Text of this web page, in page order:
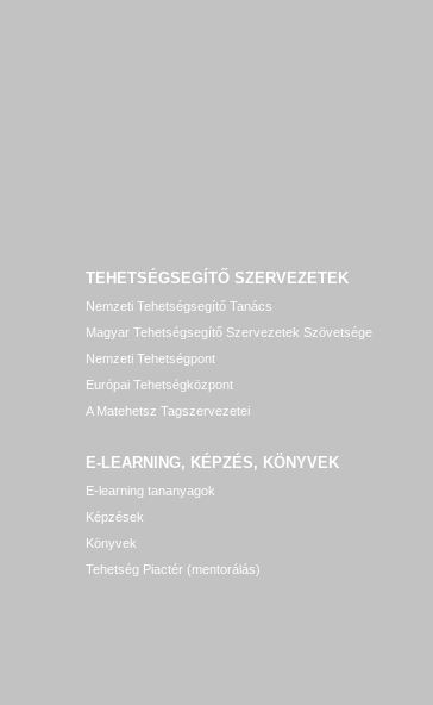
TEHETSÉGSEGÍTŐ SZERVEZETEK
Nemzeti Tehetségsegítő Tanács
Magyar Tehetségsegítő Szervezetek Szövetsége
Nemzeti Tehetségpont
Európai Tehetségközpont
A Matehetsz Tagszervezetei
E-LEARNING, KÉPZÉS, KÖNYVEK
E-learning tananyagok
Képzések
Könyvek
Tehetség Piactér (mentorálás)